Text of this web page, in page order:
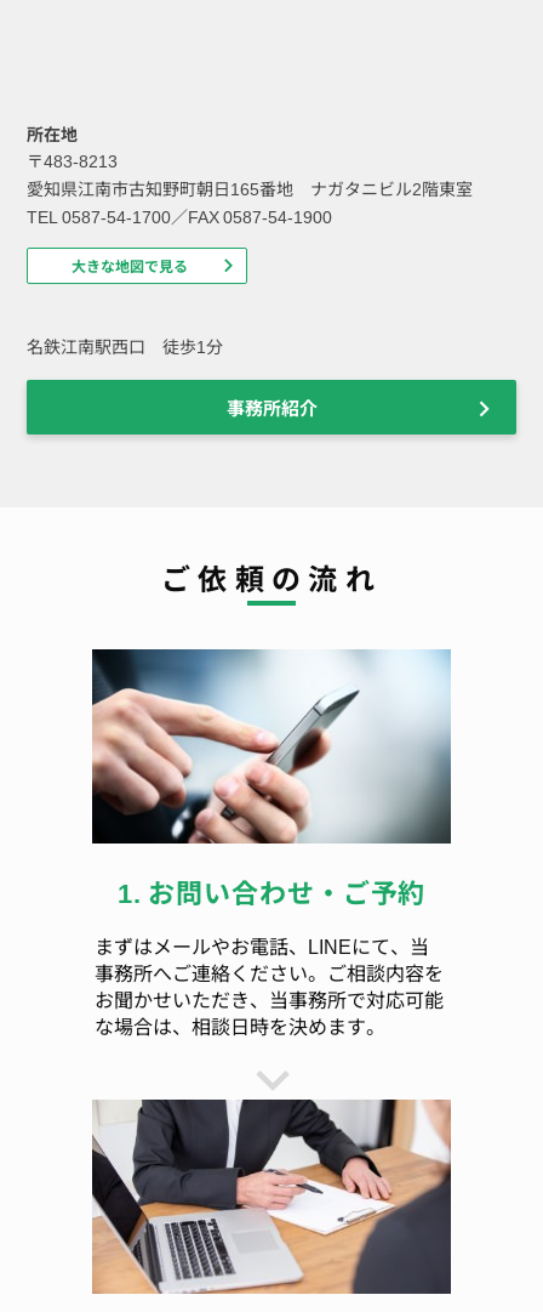
所在地
〒483-8213
愛知県江南市古知野町朝日165番地 ナガタニビル2階東室
TEL 0587-54-1700／FAX 0587-54-1900
大きな地図で見る
名鉄江南駅西口 徒歩1分
事務所紹介
ご依頼の流れ
1. お問い合わせ・ご予約
まずはメールやお電話、LINEにて、当
事務所へご連絡ください。ご相談内容を
お聞かせいただき、当事務所で対応可能
な場合は、相談日時を決めます。